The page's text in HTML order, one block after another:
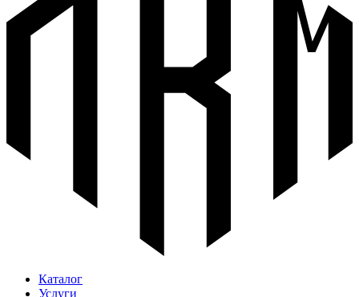
Каталог
Услуги